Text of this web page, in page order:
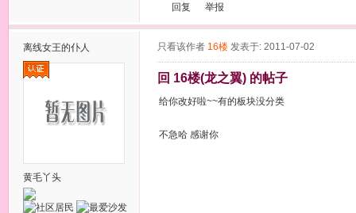
回复
举报
离线女王的仆人
黄毛丫头
只看该作者 16楼 发表于: 2011-07-02
回 16楼(龙之翼) 的帖子
给你改好啦~~有的板块没分类
不急哈 感谢你